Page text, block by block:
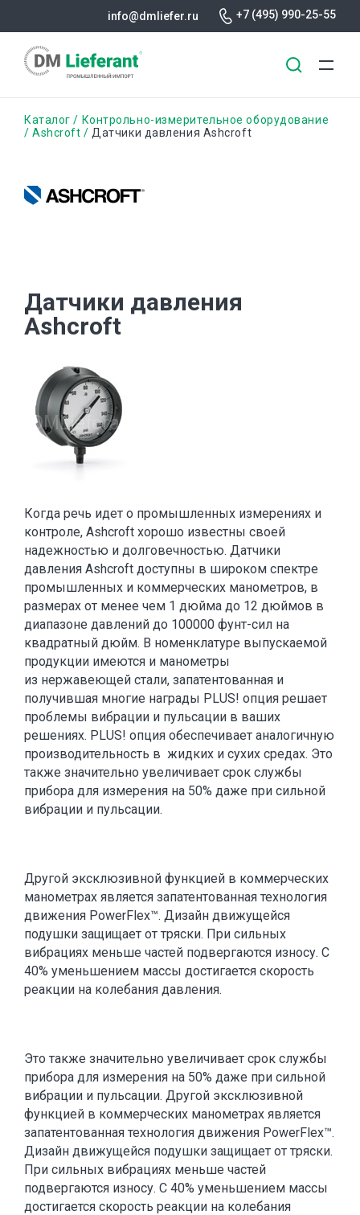
info@dmliefer.ru +7 (495) 990-25-55
Строка
Каталог
Контрольно-измерительное оборудование
Ashcroft
Датчики давления Ashcroft
Датчики давления
Ashcroft
Когда речь идет о промышленных измерениях и
контроле, Ashcroft хорошо известны своей
надежностью и долговечностью. Датчики
давления Ashcroft доступны в широком спектре
промышленных и коммерческих манометров, в
размерах от менее чем 1 дюйма до 12 дюймов в
диапазоне давлений до 100000 фунт-сил на
квадратный дюйм. В номенклатуре выпускаемой
продукции имеются и манометры
из нержавеющей стали, запатентованная и
получившая многие награды PLUS! опция решает
проблемы вибрации и пульсации в ваших
решениях. PLUS! опция обеспечивает аналогичную
производительность в жидких и сухих средах. Это
также значительно увеличивает срок службы
прибора для измерения на 50% даже при сильной
вибрации и пульсации.
Другой эксклюзивной функцией в коммерческих
манометрах является запатентованная технология
движения PowerFlex™. Дизайн движущейся
подушки защищает от тряски. При сильных
вибрациях меньше частей подвергаются износу. С
40% уменьшением массы достигается скорость
реакции на колебания давления.
Это также значительно увеличивает срок службы
прибора для измерения на 50% даже при сильной
вибрации и пульсации. Другой эксклюзивной
функцией в коммерческих манометрах является
запатентованная технология движения PowerFlex™.
Дизайн движущейся подушки защищает от тряски.
При сильных вибрациях меньше частей
подвергаются износу. С 40% уменьшением массы
достигается скорость реакции на колебания